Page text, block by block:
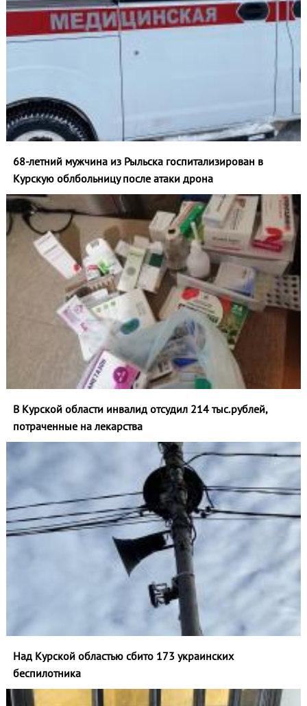
68-летний мужчина из Рыльска госпитализирован в
Курскую облбольницу после атаки дрона
В Курской области инвалид отсудил 214 тыс.рублей,
потраченные на лекарства
Над Курской областью сбито 173 украинских
беспилотника